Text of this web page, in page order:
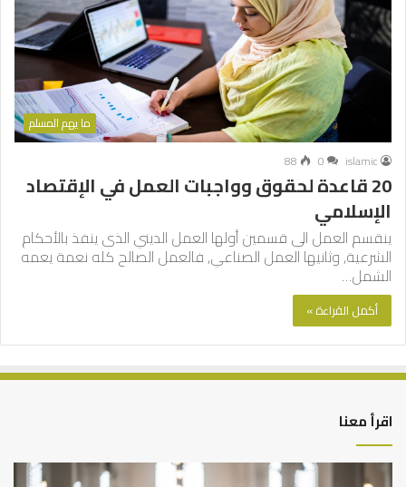
ما يهم المسلم
islamic
0
88
20 قاعدة لحقوق وواجبات العمل في الإقتصاد
الإسلامي
ينقسم العمل الى قسمين أولها العمل الديني الذى ينفذ بالأحكام
الشرعية, وثانيها العمل الصناعي, فالعمل الصالح كله نعمة يعمه
الشمل…
أكمل القراءة »
اقرأ معنا
أهم